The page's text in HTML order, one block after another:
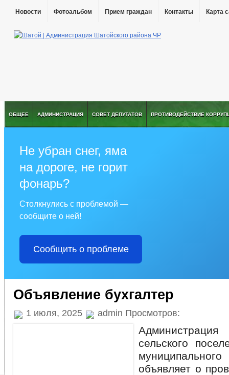
Новости Фотоальбом Прием граждан Контакты Карта
ОБЩЕЕ АДМИНИСТРАЦИЯ СОВЕТ ДЕПУТАТОВ ПРОТИВОДЕЙСТВИЕ
Не убран снег, яма
на дороге, не горит
фонарь?
Столкнулись с проблемой —
сообщите о ней!
Сообщить о проблеме
Объявление бухгалтер
1 июля, 2025 admin Просмотров:
сельского
объявляет о